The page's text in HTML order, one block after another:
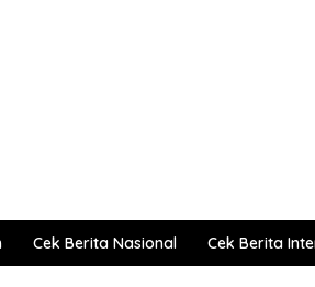
Cek Berita Nasional Cek Berita